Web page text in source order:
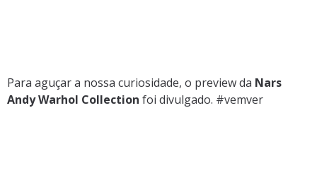
Para aguçar a nossa curiosidade, o preview da Nars
Andy Warhol Collection foi divulgado. #vemver